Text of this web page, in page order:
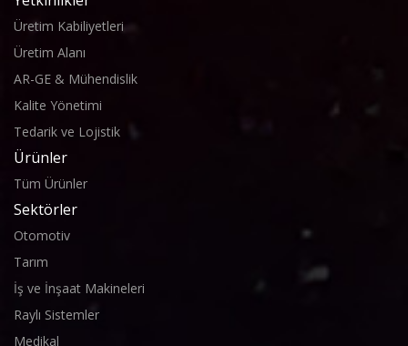
Üretim Kabiliyetleri
Üretim Alanı
AR-GE & Mühendislik
Kalite Yönetimi
Tedarik ve Lojistik
Ürünler
Tüm Ürünler
Sektörler
Otomotiv
Tarım
İş ve İnşaat Makineleri
Raylı Sistemler
Medikal